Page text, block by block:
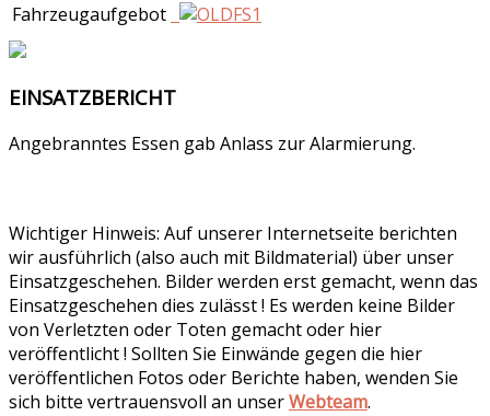
Fahrzeugaufgebot
EINSATZBERICHT
Angebranntes Essen gab Anlass zur Alarmierung.
Wichtiger Hinweis: Auf unserer Internetseite berichten
wir ausführlich (also auch mit Bildmaterial) über unser
Einsatzgeschehen. Bilder werden erst gemacht, wenn das
Einsatzgeschehen dies zulässt ! Es werden keine Bilder
von Verletzten oder Toten gemacht oder hier
veröffentlicht ! Sollten Sie Einwände gegen die hier
veröffentlichen Fotos oder Berichte haben, wenden Sie
sich bitte vertrauensvoll an unserWebteam.